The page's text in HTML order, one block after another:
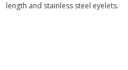
length and stainless steel eyelets.